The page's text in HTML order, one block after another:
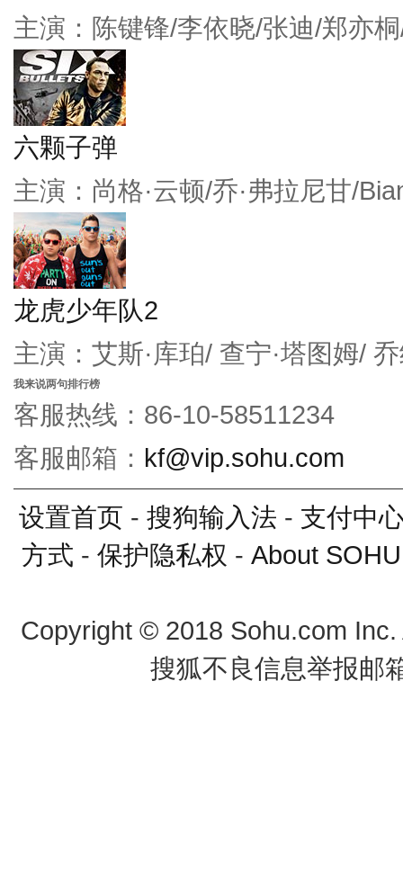
主演：陈键锋/李依晓/张迪/郑亦
六颗子弹
主演：尚格·云顿/乔·弗拉尼甘/
龙虎少年队2
主演：艾斯·库珀/ 查宁·塔图姆/
我来说两句排行榜
客服热线：86-10-58511234
客服邮箱： kf@vip.sohu.com
设置首页 - 搜狗输入法 - 支付中
方式 - 保护隐私权 - About SOHU
Copyright © 2018 Sohu.com
搜狐不良信息举报邮